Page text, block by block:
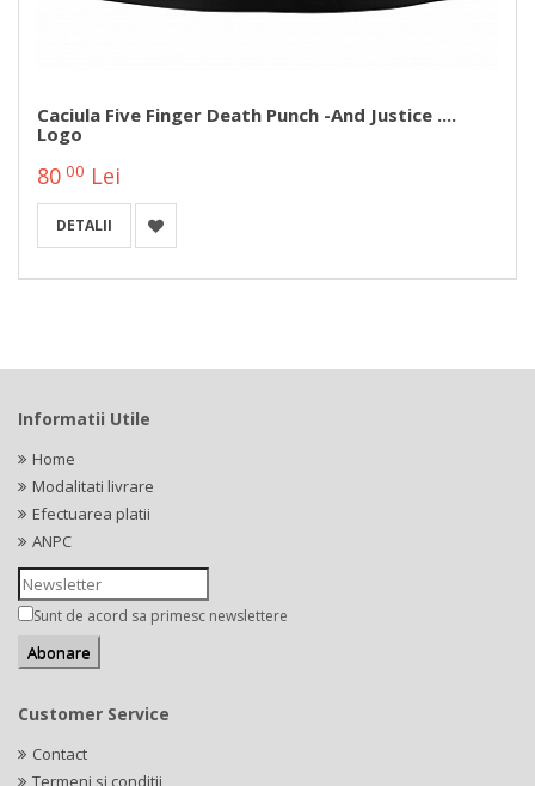
Caciula Five Finger Death Punch -And Justice ....
Logo
80 00 Lei
DETALII
Informatii Utile
Home
Modalitati livrare
Efectuarea platii
ANPC
Sunt de acord sa primesc newslettere
Customer Service
Contact
Termeni si conditii